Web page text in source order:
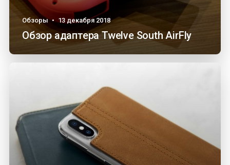
Обзоры • 13 декабря 2018
Обзор адаптера Twelve South AirFly